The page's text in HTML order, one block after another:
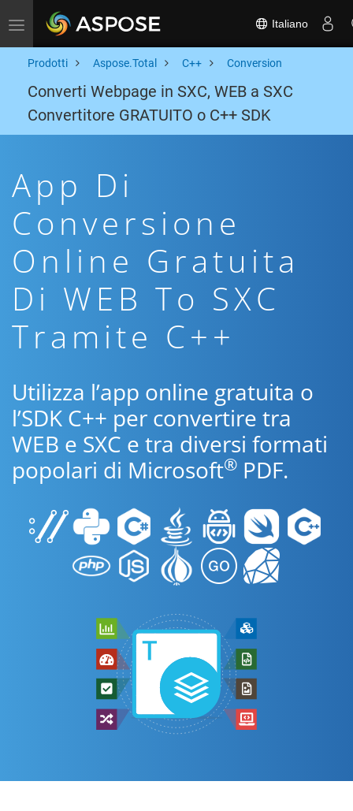
Toggle navigation Italiano
Prodotti Aspose.Total C++ Conversion
Converti Webpage in SXC, WEB a SXC
Convertitore GRATUITO o C++ SDK
App Di
Conversione
Online Gratuita
Di WEB To SXC
Tramite C++
Utilizza l’app online gratuita o
l’SDK C++ per convertire tra
WEB e SXC e tra diversi formati
popolari di Microsoft® PDF.